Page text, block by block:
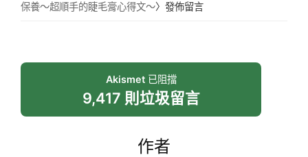
保養～超順手的睫毛膏心得文～〉發佈留言
Akismet已阻擋
9,417 則垃圾留言
作者